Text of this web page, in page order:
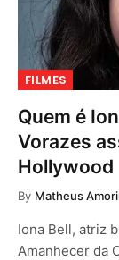
FILMES
Quem é
Vorazes
Hollywood
By Matheus
Iona Bell, atriz
Amanhecer da